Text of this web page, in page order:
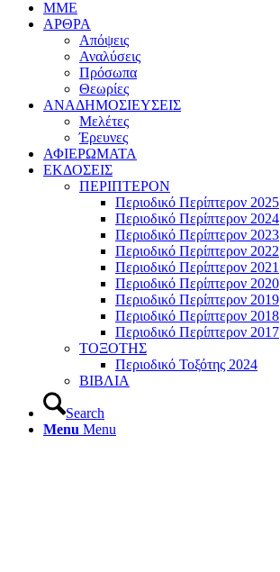
MME
ΑΡΘΡΑ
Απόψεις
Αναλύσεις
Πρόσωπα
Θεωρίες
ΑΝΑΔΗΜΟΣΙΕΥΣΕΙΣ
Μελέτες
Έρευνες
ΑΦΙΕΡΩΜΑΤΑ
ΕΚΔΟΣΕΙΣ
ΠΕΡΙΠΤΕΡΟΝ
Περιοδικό Περίπτερον 2025
Περιοδικό Περίπτερον 2024
Περιοδικό Περίπτερον 2023
Περιοδικό Περίπτερον 2022
Περιοδικό Περίπτερον 2021
Περιοδικό Περίπτερον 2020
Περιοδικό Περίπτερον 2019
Περιοδικό Περίπτερον 2018
Περιοδικό Περίπτερον 2017
ΤΟΞΟΤΗΣ
Περιοδικό Τοξότης 2024
ΒΙΒΛΙΑ
Search
Menu Menu